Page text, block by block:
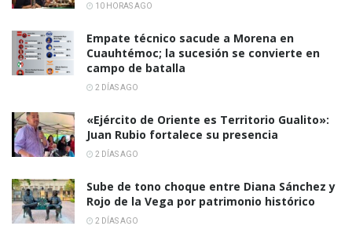
10 HORAS AGO
Empate técnico sacude a Morena en
Cuauhtémoc; la sucesión se convierte en
campo de batalla
2 DÍAS AGO
«Ejército de Oriente es Territorio Gualito»:
Juan Rubio fortalece su presencia
2 DÍAS AGO
Sube de tono choque entre Diana Sánchez y
Rojo de la Vega por patrimonio histórico
2 DÍAS AGO